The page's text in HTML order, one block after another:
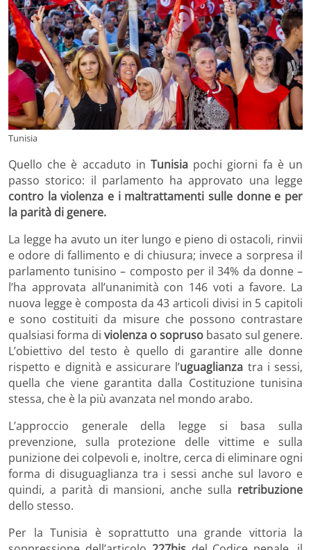
Tunisia
Quello che è accaduto in Tunisia pochi giorni fa è un
passo storico: il parlamento ha approvato una legge
contro la violenza e i maltrattamenti sulle donne e per
la parità di genere.
La legge ha avuto un iter lungo e pieno di ostacoli, rinvii
e odore di fallimento e di chiusura; invece a sorpresa il
parlamento tunisino – composto per il 34% da donne –
l’ha approvata all’unanimità con 146 voti a favore. La
nuova legge è composta da 43 articoli divisi in 5 capitoli
e sono costituiti da misure che possono contrastare
qualsiasi forma di violenza o sopruso basato sul genere.
L’obiettivo del testo è quello di garantire alle donne
rispetto e dignità e assicurare l’uguaglianza tra i sessi,
quella che viene garantita dalla Costituzione tunisina
stessa, che è la più avanzata nel mondo arabo.
L’approccio generale della legge si basa sulla
prevenzione, sulla protezione delle vittime e sulla
punizione dei colpevoli e, inoltre, cerca di eliminare ogni
forma di disuguaglianza tra i sessi anche sul lavoro e
quindi, a parità di mansioni, anche sulla retribuzione
dello stesso.
Per la Tunisia è soprattutto una grande vittoria la